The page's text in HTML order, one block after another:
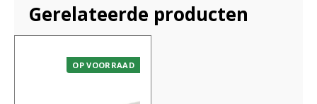
Gerelateerde producten
OP VOORRAAD